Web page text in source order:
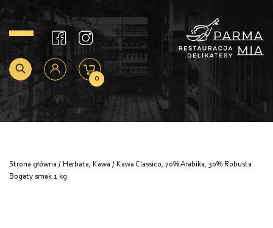
0
Strona główna / Herbata, Kawa / Kawa Classico, 70% Arabika, 30% Robusta
Bogaty smak 1 kg